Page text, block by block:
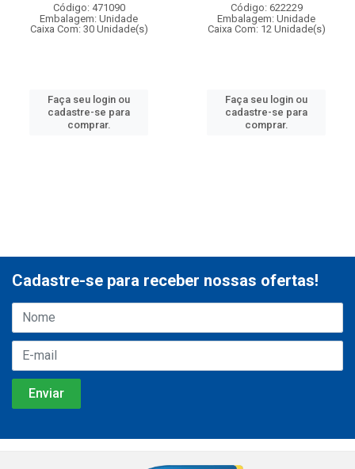
Código: 471090
Embalagem: Unidade
Caixa Com: 30 Unidade(s)
Faça seu login ou
cadastre-se para
comprar.
Código: 622229
Embalagem: Unidade
Caixa Com: 12 Unidade(s)
Faça seu login ou
cadastre-se para
comprar.
Cadastre-se para receber nossas ofertas!